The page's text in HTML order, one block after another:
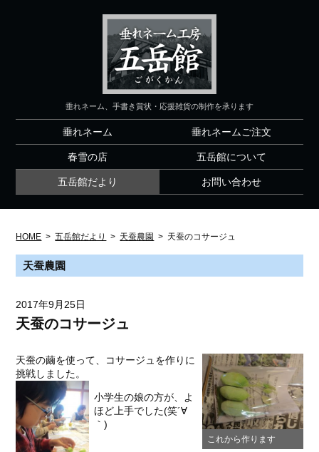
垂れネーム、手書き賞状・応援雑貨の制作を承ります
垂れネーム 垂れネームご注文
春雪の店 五岳館について
五岳館だより お問い合わせ
HOME >五岳館だより > 天蚕農園 > 天蚕のコサージュ
天蚕農園
2017年9月25日
天蚕のコサージュ
これから作ります
天蚕の繭を使って、コサージュを作りに
挑戦しました。
小学生の娘の方が、よ
ほど上手でした(笑´∀
｀)